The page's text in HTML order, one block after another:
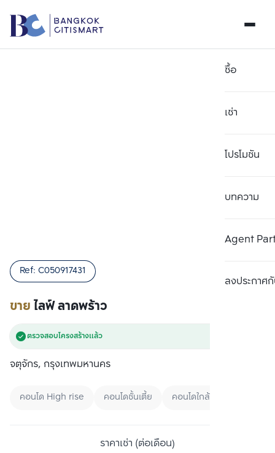
ซื้อ
เช่า
โปรโมชัน
บทความ
Agent
ลงประกาศกั
ขายไลฟ์ ลาดพร้าว
Ref: C050917431
ตรวจสอบโครงสร้างแล้ว
จตุจักร, กรุงเทพมหานคร
คอนโด High rise คอนโดชั้นเตี้ย คอนโดใกล้ BTS
ราคาเช่า (ต่อเดือน)
เปรียบเทียบ